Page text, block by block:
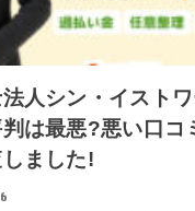
法人シン・イスト
は最悪?悪い口コ
ました!